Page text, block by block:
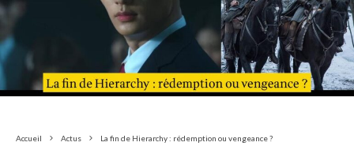
Accueil Actus La fin de Hierarchy : rédemption ou vengeance ?